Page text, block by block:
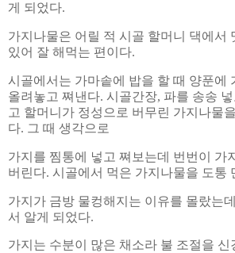
게 되었다.
가지나물은 어릴 적 시골 할머니 댁에서
있어 잘 해먹는 편이다.
시골에서는 가마솥에 밥을 할 때 양푼에
올려놓고 쪄낸다. 시골간장, 파를 송송
고 할머니가 정성으로 버무린 가지나물
다. 그 때 생각으로
가지를 찜통에 넣고 쪄보는데 번번이 가
버린다. 시골에서 먹은 가지나물을 도통
가지가 금방 물컹해지는 이유를 몰랐는데
서 알게 되었다.
가지는 수분이 많은 채소라 불 조절을 신